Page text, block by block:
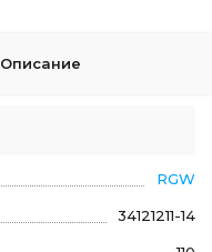
Описание
RGW
34121211-14